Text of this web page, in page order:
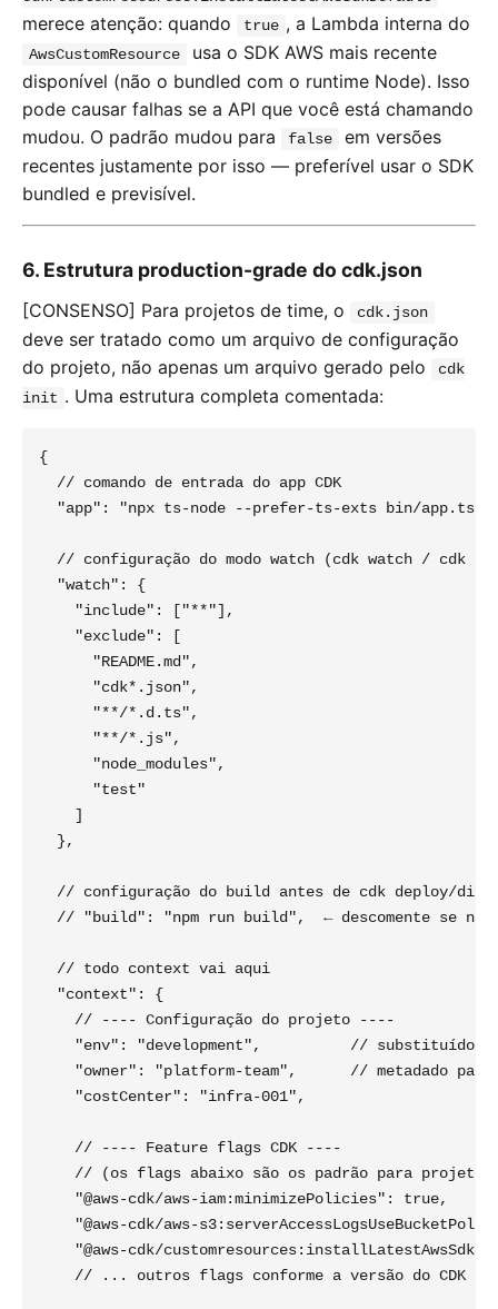
merece atenção: quando true , a Lambda interna do
AwsCustomResource
usa o SDK AWS mais recente
disponível (não o bundled com o runtime Node). Isso
pode causar falhas se a API que você está chamando
mudou. O padrão mudou para
false
em versões
recentes justamente por isso — preferível usar o SDK
bundled e previsível.
6. Estrutura production-grade do cdk.json
[CONSENSO] Para projetos de time, o cdk.json
deve ser tratado como um arquivo de configuração
do projeto, não apenas um arquivo gerado pelo
cdk
init . Uma estrutura completa comentada:
{
  // comando de entrada do app CDK
  "app": "npx ts-node --prefer-ts-exts bin/app.ts",
// configuração do modo watch (cdk watch / cdk
  "watch": {
    "include": ["**"],
    "exclude": [
      "README.md",
      "cdk*.json",
      "**/*.d.ts",
      "**/*.js",
      "node_modules",
      "test"
    ]
  },
// configuração do build antes de cdk deploy/
// "build": "npm run build",  ← descomente se
  // todo context vai aqui
  "context": {
    // ---- Configuração do projeto ----
"env": "development",          // substituído
"owner": "platform-team",      // metadado para
    "costCenter": "infra-001",
    // ---- Feature flags CDK ----
// (os flags abaixo são os padrão para projetos
    "@aws-cdk/aws-iam:minimizePolicies": true,
"@aws-cdk/aws-
"@aws-cdk/
// ... outros flags conforme a versão do CDK